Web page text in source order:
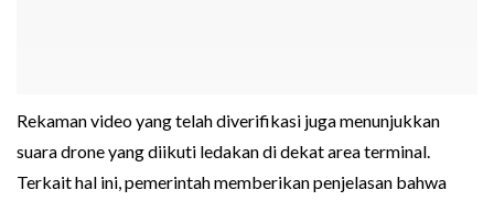
Rekaman video yang telah diverifikasi juga menunjukkan
suara drone yang diikuti ledakan di dekat area terminal.
Terkait hal ini, pemerintah memberikan penjelasan bahwa